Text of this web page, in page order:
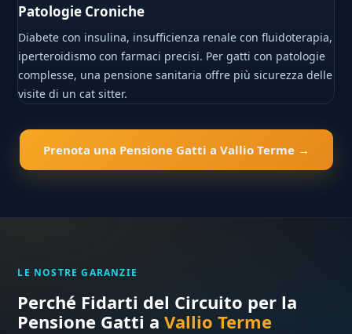
Patologie Croniche
Diabete con insulina, insufficienza renale con fluidoterapia,
iperteroidismo con farmaci precisi. Per gatti con patologie
complesse, una pensione sanitaria offre più sicurezza delle
visite di un cat sitter.
Prenota una Pensione Gatti a Vallio Terme →
LE NOSTRE GARANZIE
Perché Fidarti del Circuito per la
Pensione Gatti aVallio Terme